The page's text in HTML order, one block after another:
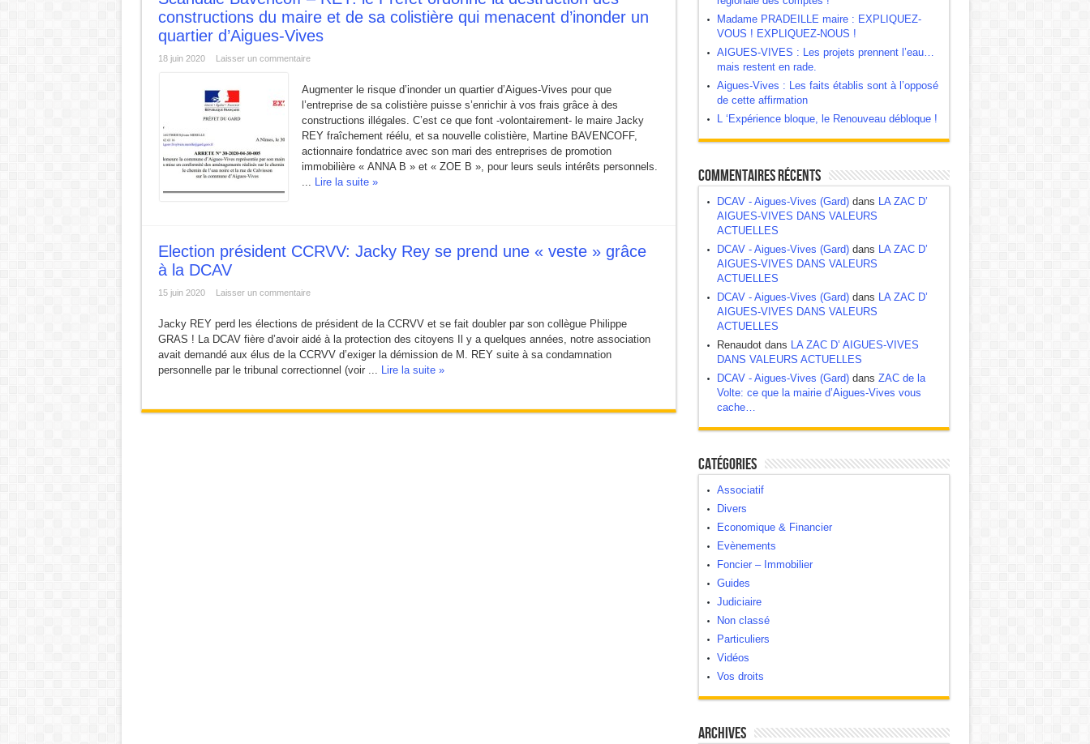
L ‘Expérience bloque, le Renouveau débloque !
URBANISME MODE AGUES-VIVES : Construire d’abord, demander après.
Réunion du DCAV du 21 novembre 2025
Aigues-Vives : Gaspillage, abandon et mépris du patrimoine public
Aigues-Vives : Assez d’héritiers politiques.
constructions du maire et de sa colistière qui menacent d’inonder un
quartier d’Aigues-Vives
18 juin 2020 Laisser un commentaire
Augmenter le risque d’inonder un quartier d’Aigues-Vives pour que
l’entreprise de sa colistière puisse s’enrichir à vos frais grâce à des
constructions illégales. C’est ce que font -volontairement- le maire Jacky
REY fraîchement réélu, et sa nouvelle colistière, Martine BAVENCOFF,
actionnaire fondatrice avec son mari des entreprises de promotion
immobilière « ANNA B » et « ZOE B », pour leurs seuls intérêts personnels.
... Lire la suite »
Election président CCRVV: Jacky Rey se prend une « veste » grâce
à la DCAV
15 juin 2020 Laisser un commentaire
Jacky REY perd les élections de président de la CCRVV et se fait doubler par son collègue Philippe
GRAS ! La DCAV fière d’avoir aidé à la protection des citoyens Il y a quelques années, notre association
avait demandé aux élus de la CCRVV d’exiger la démission de M. REY suite à sa condamnation
personnelle par le tribunal correctionnel (voir ... Lire la suite »
Madame PRADEILLE maire : EXPLIQUEZ-
VOUS ! EXPLIQUEZ-NOUS !
AIGUES-VIVES : Les projets prennent l’eau…
mais restent en rade.
Aigues-Vives : Les faits établis sont à l’opposé
de cette affirmation
L ‘Expérience bloque, le Renouveau débloque !
Commentaires récents
DCAV - Aigues-Vives (Gard)dans LA ZAC D’
AIGUES-VIVES DANS VALEURS
ACTUELLES
DCAV - Aigues-Vives (Gard)dans LA ZAC D’
AIGUES-VIVES DANS VALEURS
ACTUELLES
DCAV - Aigues-Vives (Gard)dans LA ZAC D’
AIGUES-VIVES DANS VALEURS
ACTUELLES
Renaudot dans LA ZAC D’ AIGUES-VIVES
DANS VALEURS ACTUELLES
DCAV - Aigues-Vives (Gard)dans ZAC de la
Volte: ce que la mairie d’Aigues-Vives vous
cache…
Catégories
Associatif
Divers
Economique & Financier
Evènements
Foncier – Immobilier
Guides
Judiciaire
Non classé
Particuliers
Vidéos
Vos droits
Archives